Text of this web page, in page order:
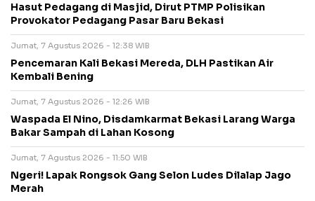
Hasut Pedagang di Masjid, Dirut PTMP Polisikan
Provokator Pedagang Pasar Baru Bekasi
Jumat, 7 Agustus 2026 - 12:38 WIB
Pencemaran Kali Bekasi Mereda, DLH Pastikan Air
Kembali Bening
Jumat, 7 Agustus 2026 - 12:26 WIB
Waspada El Nino, Disdamkarmat Bekasi Larang Warga
Bakar Sampah di Lahan Kosong
Jumat, 7 Agustus 2026 - 11:50 WIB
Ngeri! Lapak Rongsok Gang Selon Ludes Dilalap Jago
Merah